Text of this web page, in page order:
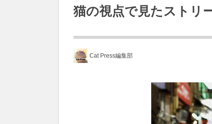
猫の視点で見たストリ
Cat Press編集部